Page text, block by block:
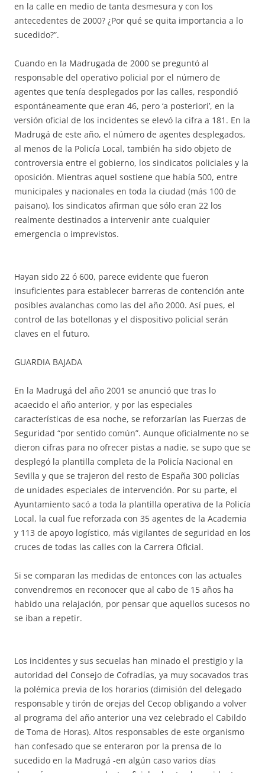
en la calle en medio de tanta desmesura y con los
antecedentes de 2000? ¿Por qué se quita importancia a lo
sucedido?”.
Cuando en la Madrugada de 2000 se preguntó al
responsable del operativo policial por el número de
agentes que tenía desplegados por las calles, respondió
espontáneamente que eran 46, pero ‘a posteriori’, en la
versión oficial de los incidentes se elevó la cifra a 181. En la
Madrugá de este año, el número de agentes desplegados,
al menos de la Policía Local, también ha sido objeto de
controversia entre el gobierno, los sindicatos policiales y la
oposición. Mientras aquel sostiene que había 500, entre
municipales y nacionales en toda la ciudad (más 100 de
paisano), los sindicatos afirman que sólo eran 22 los
realmente destinados a intervenir ante cualquier
emergencia o imprevistos.
Hayan sido 22 ó 600, parece evidente que fueron
insuficientes para establecer barreras de contención ante
posibles avalanchas como las del año 2000. Así pues, el
control de las botellonas y el dispositivo policial serán
claves en el futuro.
GUARDIA BAJADA
En la Madrugá del año 2001 se anunció que tras lo
acaecido el año anterior, y por las especiales
características de esa noche, se reforzarían las Fuerzas de
Seguridad “por sentido común”. Aunque oficialmente no se
dieron cifras para no ofrecer pistas a nadie, se supo que se
desplegó la plantilla completa de la Policía Nacional en
Sevilla y que se trajeron del resto de España 300 policías
de unidades especiales de intervención. Por su parte, el
Ayuntamiento sacó a toda la plantilla operativa de la Policía
Local, la cual fue reforzada con 35 agentes de la Academia
y 113 de apoyo logístico, más vigilantes de seguridad en los
cruces de todas las calles con la Carrera Oficial.
Si se comparan las medidas de entonces con las actuales
convendremos en reconocer que al cabo de 15 años ha
habido una relajación, por pensar que aquellos sucesos no
se iban a repetir.
Los incidentes y sus secuelas han minado el prestigio y la
autoridad del Consejo de Cofradías, ya muy socavados tras
la polémica previa de los horarios (dimisión del delegado
responsable y tirón de orejas del Cecop obligando a volver
al programa del año anterior una vez celebrado el Cabildo
de Toma de Horas). Altos responsables de este organismo
han confesado que se enteraron por la prensa de lo
sucedido en la Madrugá -en algún caso varios días